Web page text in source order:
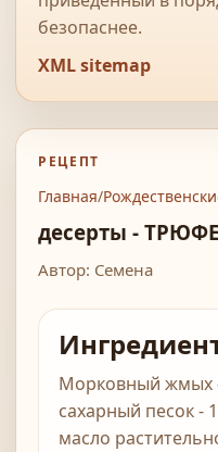
безопаснее.
XML sitemap
РЕЦЕПТ
Главная/
десерты -
Автор: Семена
Морковный жмых -
сахарный песок -
масло